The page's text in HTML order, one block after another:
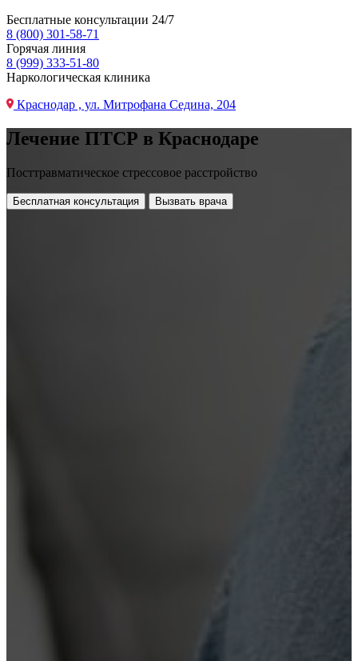
Бесплатные консультации 24/7
8 (800) 301-58-71
Горячая линия
8 (999) 333-51-80
Наркологическая клиника
Краснодар , ул. Митрофана Седина, 204
Лечение ПТСР в Краснодаре
Посттравматическое стрессовое расстройство
Бесплатная консультация Вызвать врача